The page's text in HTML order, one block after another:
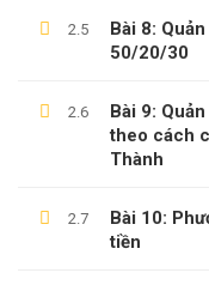
2.5
Bài 8:
50/20/30
2.6
Bài 9:
theo cách
Thành
2.7
Bài 10:
tiền
600,000 ₫199,000 ₫
600,000 ₫ 99,000 ₫